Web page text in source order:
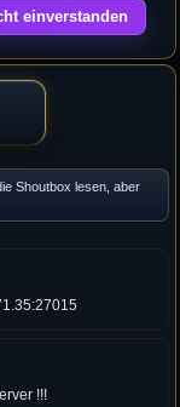
Shoutbox lesen, aber
!!!